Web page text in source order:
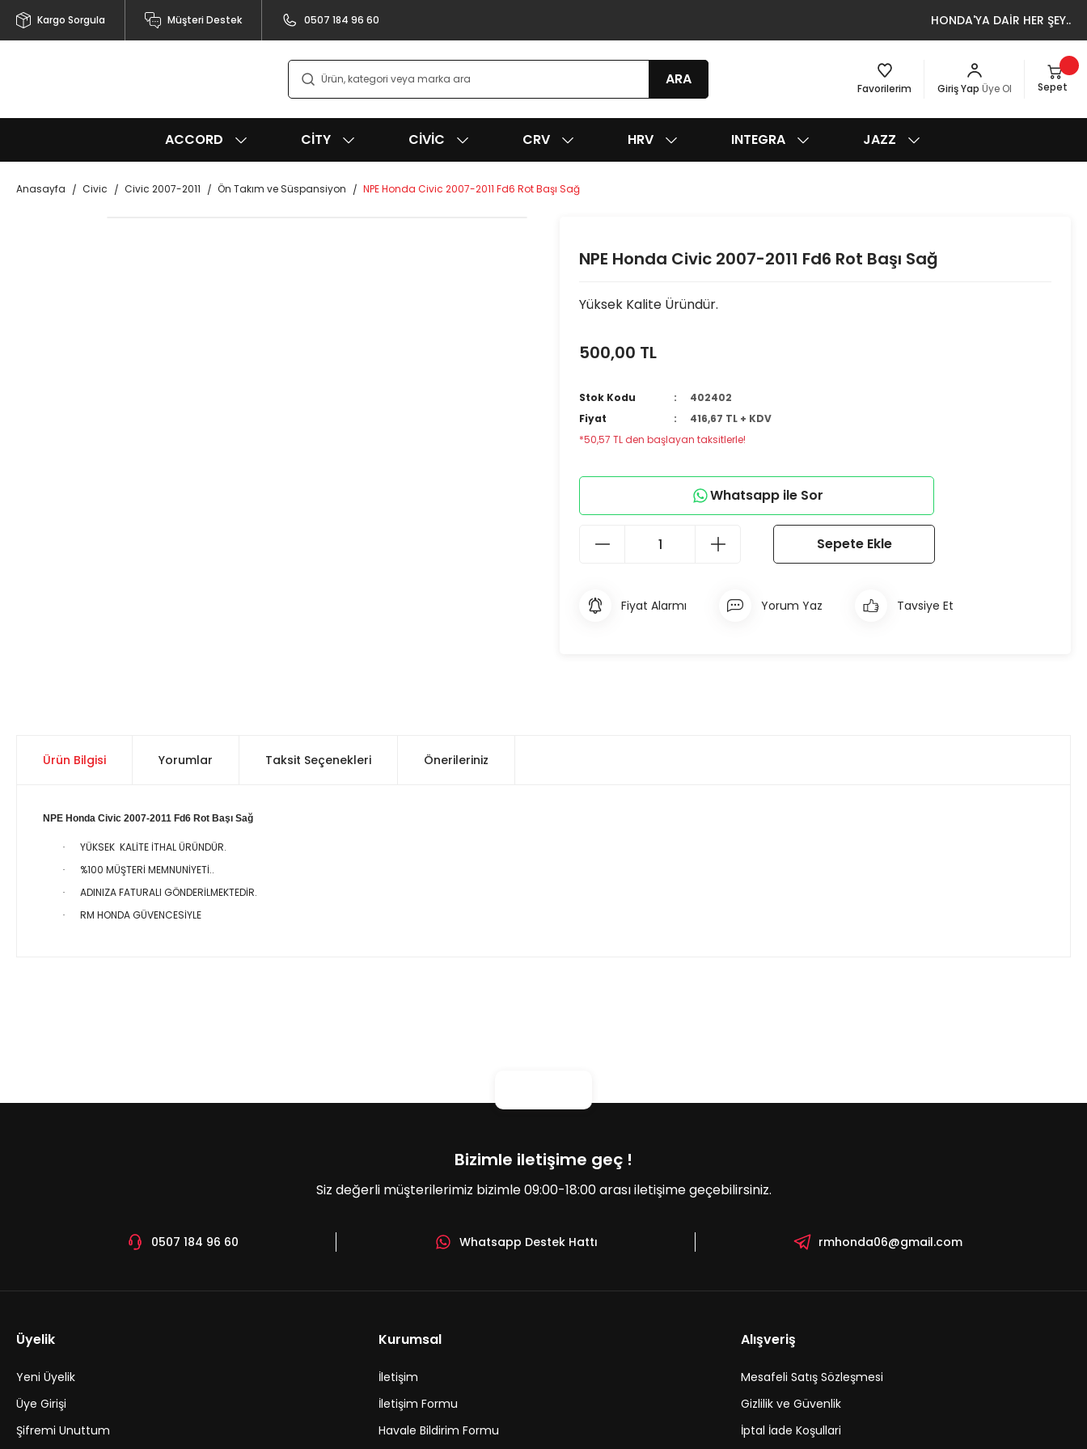
Kargo Sorgula Müşteri Destek 0507 184 96 60 HONDA'YA DAİR HER ŞEY..
ARA
Favorilerim Giriş Yap Üye Ol Sepet
ACCORD CITY CIVIC CRV HRV INTEGRA JAZZ
Anasayfa Civic Civic 2007-2011 Ön Takım ve Süspansiyon NPE Honda Civic 2007-2011 Fd6 Rot Başı Sağ
NPE Honda Civic 2007-2011 Fd6 Rot Başı Sağ
Yüksek Kalite Üründür.
500,00 TL
Stok Kodu
402402
Fiyat
416,67 TL + KDV
*50,57 TL den başlayan taksitlerle!
Whatsapp ile Sor
Sepete Ekle
Fiyat Alarmı Yorum Yaz Tavsiye Et
Ürün Bilgisi Yorumlar Taksit Seçenekleri Önerileriniz
NPE Honda Civic 2007-2011 Fd6 Rot Başı Sağ
· YÜKSEK KALİTE İTHAL ÜRÜNDÜR.
· %100 MÜŞTERİ MEMNUNİYETİ..
· ADINIZA FATURALI GÖNDERİLMEKTEDİR.
· RM HONDA GÜVENCESİYLE
Gönder
Bizimle iletişime geç !
Siz değerli müşterilerimiz bizimle 09:00-18:00 arası iletişime geçebilirsiniz.
0507 184 96 60 Whatsapp Destek Hattı rmhonda06@gmail.com
Üyelik
Yeni Üyelik
Üye Girişi
Şifremi Unuttum
Kurumsal
İletişim
İletişim Formu
Havale Bildirim Formu
Alışveriş
Mesafeli Satış Sözleşmesi
Gizlilik ve Güvenlik
İptal İade Koşullari